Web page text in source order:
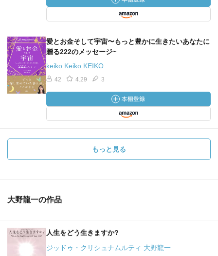
愛とお金そして宇宙〜もっと豊かに生きたいあなたに
贈る222のメッセージ~
keiko Keiko KEIKO
42 4.29 3
もっと見る
大野龍一の作品
人生をどう生きますか?
ジッドゥ・クリシュナムルティ 大野龍一